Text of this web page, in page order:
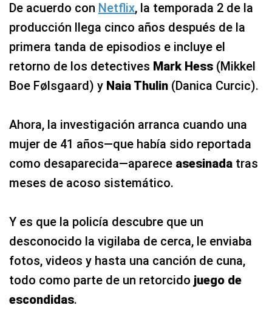
De acuerdo con Netflix, la temporada 2 de la
producción llega cinco años después de la
primera tanda de episodios e incluye el
retorno de los detectives Mark Hess (Mikkel
Boe Følsgaard) y Naia Thulin (Danica Curcic).
Ahora, la investigación arranca cuando una
mujer de 41 años—que había sido reportada
como desaparecida—aparece asesinada tras
meses de acoso sistemático.
Y es que la policía descubre que un
desconocido la vigilaba de cerca, le enviaba
fotos, videos y hasta una canción de cuna,
todo como parte de un retorcido juego de
escondidas.